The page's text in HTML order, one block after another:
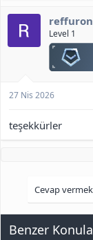
reffuron
Level 1
27 Nis 2026
teşekkürler
Cevap
Benzer